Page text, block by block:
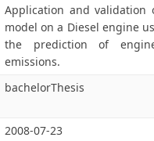
Application and validation
model on a Diesel engine
the prediction of
emissions.
bachelorThesis
2008-07-23